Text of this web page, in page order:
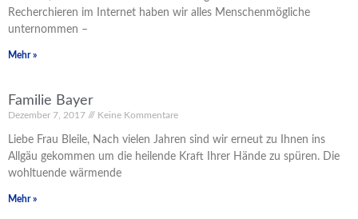
Recherchieren im Internet haben wir alles Menschenmögliche
unternommen –
Mehr »
Familie Bayer
Dezember 7, 2017 Keine Kommentare
Liebe Frau Bleile, Nach vielen Jahren sind wir erneut zu Ihnen ins
Allgäu gekommen um die heilende Kraft Ihrer Hände zu spüren. Die
wohltuende wärmende
Mehr »